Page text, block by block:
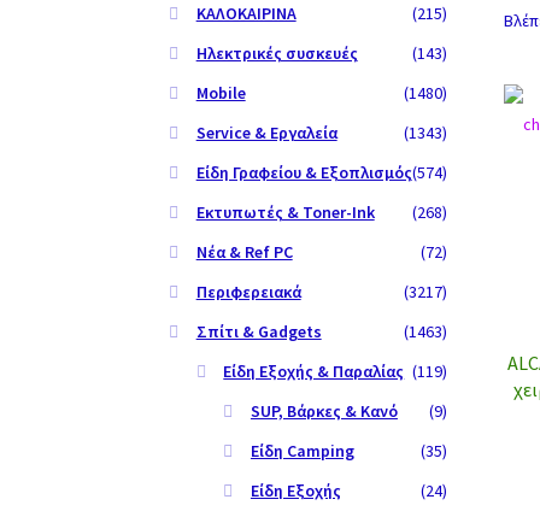
ΚΑΛΟΚΑΙΡΙΝΑ
(215)
Ηλεκτρικές συσκευές
(143)
Mobile
(1480)
Service & Εργαλεία
(1343)
Είδη Γραφείου & Εξοπλισμός(574)
Εκτυπωτές & Toner-Ink
(268)
Νέα & Ref PC
(72)
Περιφερειακά
(3217)
Σπίτι & Gadgets
(1463)
Είδη Εξοχής & Παραλίας (119)
SUP, Βάρκες & Κανό
(9)
Είδη Camping
(35)
Είδη Εξοχής
(24)